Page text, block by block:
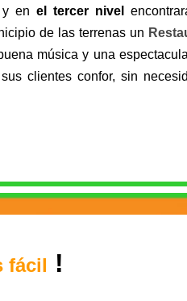
y enel tercer nivel
de las terrenas un
música y una
clientes confor, sin
fácil !